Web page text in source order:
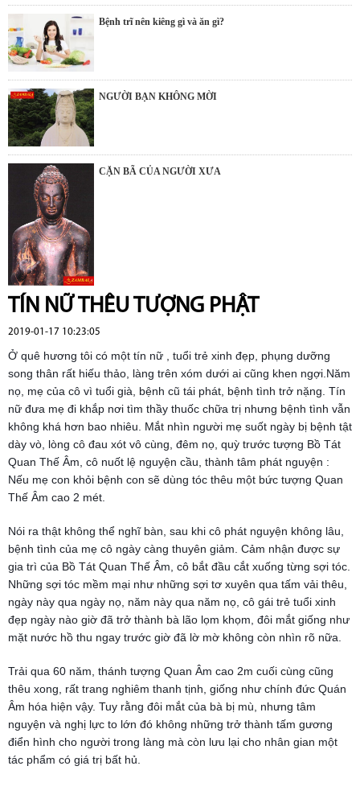
Bệnh trĩ nên kiêng gì và ăn gì?
NGƯỜI BẠN KHÔNG MỜI
CẶN BÃ CỦA NGƯỜI XƯA
TÍN NỮ THÊU TƯỢNG PHẬT
2019-01-17 10:23:05
Ở quê hương tôi có một tín nữ , tuổi trẻ xinh đẹp, phụng dưỡng
song thân rất hiếu thảo, làng trên xóm dưới ai cũng khen ngợi.Năm
nọ, mẹ của cô vì tuổi già, bệnh cũ tái phát, bệnh tình trở nặng. Tín
nữ đưa mẹ đi khắp nơi tìm thầy thuốc chữa trị nhưng bệnh tình vẫn
không khá hơn bao nhiêu. Mắt nhìn người mẹ suốt ngày bị bệnh tật
dày vò, lòng cô đau xót vô cùng, đêm nọ, quỳ trước tượng Bồ Tát
Quan Thế Âm, cô nuốt lệ nguyện cầu, thành tâm phát nguyện :
Nếu mẹ con khỏi bệnh con sẽ dùng tóc thêu một bức tượng Quan
Thế Âm cao 2 mét.
Nói ra thật không thể nghĩ bàn, sau khi cô phát nguyện không lâu,
bệnh tình của mẹ cô ngày càng thuyên giảm. Cảm nhận được sự
gia trì của Bồ Tát Quan Thế Âm, cô bắt đầu cắt xuống từng sợi tóc.
Những sợi tóc mềm mại như những sợi tơ xuyên qua tấm vải thêu,
ngày này qua ngày nọ, năm này qua năm nọ, cô gái trẻ tuổi xinh
đẹp ngày nào giờ đã trở thành bà lão lọm khọm, đôi mắt giống như
mặt nước hồ thu ngay trước giờ đã lờ mờ không còn nhìn rõ nữa.
Trải qua 60 năm, thánh tượng Quan Âm cao 2m cuối cùng cũng
thêu xong, rất trang nghiêm thanh tịnh, giống như chính đức Quán
Âm hóa hiện vậy. Tuy rằng đôi mắt của bà bị mù, nhưng tâm
nguyện và nghị lực to lớn đó không những trở thành tấm gương
điển hình cho người trong làng mà còn lưu lại cho nhân gian một
tác phẩm có giá trị bất hủ.